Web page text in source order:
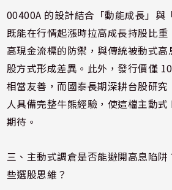
00400A 的設計結合「動能成長」與
既能在行情起漲時拉高成長持股比
高現金流標的防禦，與傳統被動式高
股方式形成差異。此外，發行價僅
相當友善，而國泰長期深耕台股研
人具備完整牛熊經驗，使這檔主動
期待。
三、主動式調倉是否能避開高息陷
些選股思維？